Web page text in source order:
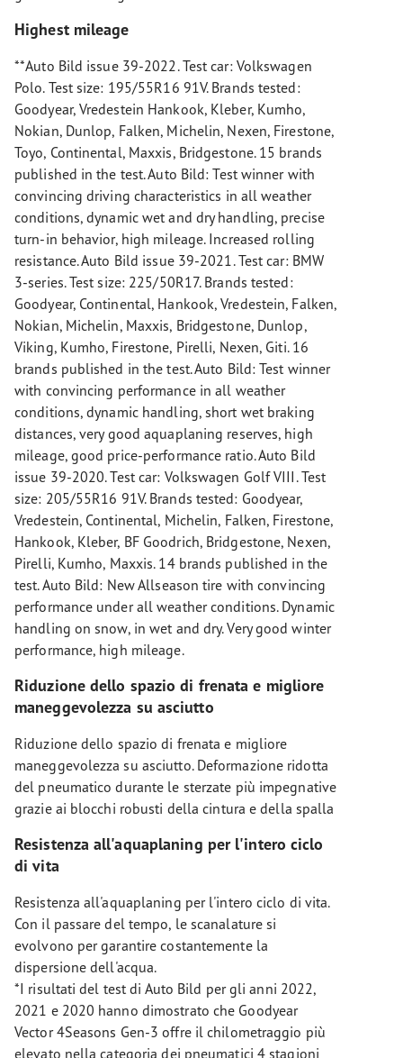
Highest mileage
**Auto Bild issue 39-2022. Test car: Volkswagen
Polo. Test size: 195/55R16 91V. Brands tested:
Goodyear, Vredestein Hankook, Kleber, Kumho,
Nokian, Dunlop, Falken, Michelin, Nexen, Firestone,
Toyo, Continental, Maxxis, Bridgestone. 15 brands
published in the test. Auto Bild: Test winner with
convincing driving characteristics in all weather
conditions, dynamic wet and dry handling, precise
turn-in behavior, high mileage. Increased rolling
resistance. Auto Bild issue 39-2021. Test car: BMW
3-series. Test size: 225/50R17. Brands tested:
Goodyear, Continental, Hankook, Vredestein, Falken,
Nokian, Michelin, Maxxis, Bridgestone, Dunlop,
Viking, Kumho, Firestone, Pirelli, Nexen, Giti. 16
brands published in the test. Auto Bild: Test winner
with convincing performance in all weather
conditions, dynamic handling, short wet braking
distances, very good aquaplaning reserves, high
mileage, good price-performance ratio. Auto Bild
issue 39-2020. Test car: Volkswagen Golf VIII. Test
size: 205/55R16 91V. Brands tested: Goodyear,
Vredestein, Continental, Michelin, Falken, Firestone,
Hankook, Kleber, BF Goodrich, Bridgestone, Nexen,
Pirelli, Kumho, Maxxis. 14 brands published in the
test. Auto Bild: New Allseason tire with convincing
performance under all weather conditions. Dynamic
handling on snow, in wet and dry. Very good winter
performance, high mileage.
Riduzione dello spazio di frenata e migliore
maneggevolezza su asciutto
Riduzione dello spazio di frenata e migliore
maneggevolezza su asciutto. Deformazione ridotta
del pneumatico durante le sterzate più impegnative
grazie ai blocchi robusti della cintura e della spalla
Resistenza all'aquaplaning per l'intero ciclo
di vita
Resistenza all'aquaplaning per l'intero ciclo di vita.
Con il passare del tempo, le scanalature si
evolvono per garantire costantemente la
dispersione dell'acqua.
*I risultati del test di Auto Bild per gli anni 2022,
2021 e 2020 hanno dimostrato che Goodyear
Vector 4Seasons Gen-3 offre il chilometraggio più
elevato nella categoria dei pneumatici 4 stagioni